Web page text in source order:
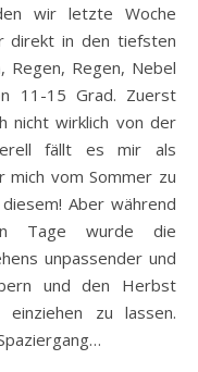
wir letzte Woche
direkt in den tiefsten
Regen, Nebel
11-15 Grad. Zuerst
nicht wirklich von der
fällt es mir als
mich vom Sommer zu
Aber während
Tage wurde die
unpassender und
und den Herbst
einziehen zu lassen.